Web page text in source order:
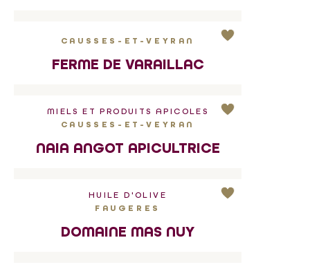
CAUSSES-ET-VEYRAN
FERME DE VARAILLAC
MIELS ET PRODUITS APICOLES
CAUSSES-ET-VEYRAN
NAIA ANGOT APICULTRICE
HUILE D'OLIVE
FAUGERES
DOMAINE MAS NUY